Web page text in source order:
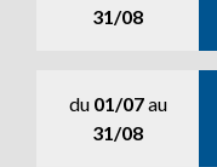
31/08
du 01/07au
31/08